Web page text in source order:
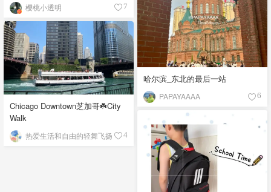
樱桃小透明 7
哈尔滨_东北的最后一站
PAPAYAAAA 6
Chicago Downtown芝加哥☘️City
Walk
热爱生活和自由的轻舞飞扬 4